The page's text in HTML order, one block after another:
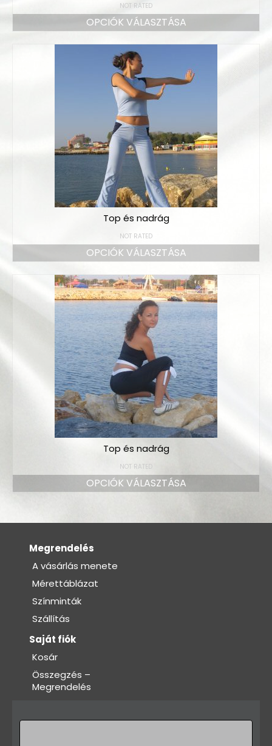
NOT RATED
OPCIÓK VÁLASZTÁSA
Top és nadrág
NOT RATED
OPCIÓK VÁLASZTÁSA
Top és nadrág
NOT RATED
OPCIÓK VÁLASZTÁSA
Megrendelés
A vásárlás menete
Mérettáblázat
Színminták
Szállítás
Saját fiók
Kosár
Összegzés –
Megrendelés